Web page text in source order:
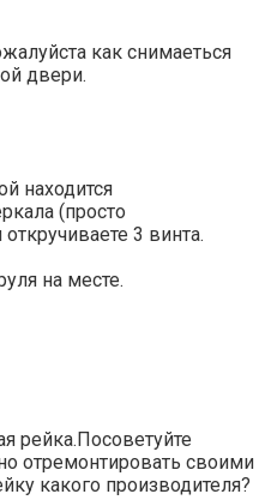
как снимаеться
двери.
находится
(просто
3 винта.
на месте.
рейка.Посоветуйте
отремонтировать своими
какого производителя?